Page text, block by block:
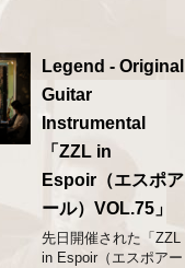
Legend - Original
Guitar
Instrumental
「ZZL in
Espoir（エスポア
ール）VOL.75」
先日開催された「ZZL
in Espoir（エスポアー